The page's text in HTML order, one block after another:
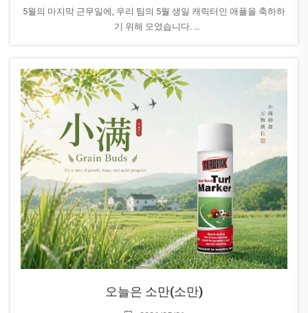
5월의 마지막 근무일에, 우리 팀의 5월 생일 캐릭터인 애플을 축하하
기 위해 모였습니다.
을 돕기 위해 손을 내밉니다...
오늘은 소만(소만)